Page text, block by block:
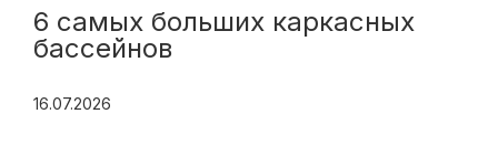
6 самых больших каркасных
бассейнов
16.07.2026